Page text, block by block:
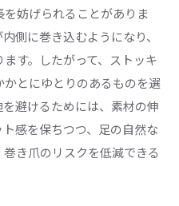
トッキング着用の工夫
役立つストッキングケア
き爪ケアとストッキング
妨げられることがありま
側に巻き込むようになり、
す。したがって、ストッキ
とにゆとりのあるものを選
避けるためには、素材の伸
感を保ちつつ、足の自然な
き爪のリスクを低減できる